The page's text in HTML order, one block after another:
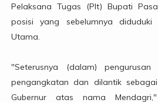
Pelaksana Tugas (Plt) Bupati
posisi yang sebelumnya
Utama.
"Seterusnya (dalam)
pengangkatan dan dilantik
Gubernur atas nama